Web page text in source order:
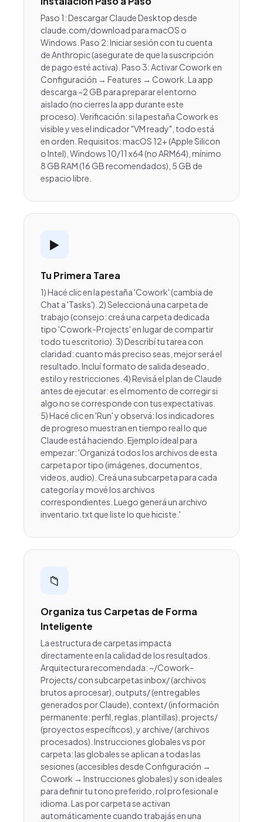
Paso 1: Descargar Claude Desktop desde
claude.com/download para macOS o
Windows. Paso 2: Iniciar sesión con tu cuenta
de Anthropic (asegurate de que la suscripción
de pago esté activa). Paso 3: Activar Cowork en
Configuración → Features → Cowork. La app
descarga ~2 GB para preparar el entorno
aislado (no cierres la app durante este
proceso). Verificación: si la pestaña Cowork es
visible y ves el indicador "VM ready", todo está
en orden. Requisitos: macOS 12+ (Apple Silicon
o Intel), Windows 10/11 x64 (no ARM64), mínimo
8 GB RAM (16 GB recomendados), 5 GB de
espacio libre.
▶️
Tu Primera Tarea
1) Hacé clic en la pestaña 'Cowork' (cambia de
Chat a 'Tasks'). 2) Seleccioná una carpeta de
trabajo (consejo: creá una carpeta dedicada
tipo 'Cowork-Projects' en lugar de compartir
todo tu escritorio). 3) Describí tu tarea con
claridad: cuanto más preciso seas, mejor será el
resultado. Incluí formato de salida deseado,
estilo y restricciones. 4) Revisá el plan de Claude
antes de ejecutar: es el momento de corregir si
algo no se corresponde con tus expectativas.
5) Hacé clic en 'Run' y observá: los indicadores
de progreso muestran en tiempo real lo que
Claude está haciendo. Ejemplo ideal para
empezar: 'Organizá todos los archivos de esta
carpeta por tipo (imágenes, documentos,
videos, audio). Creá una subcarpeta para cada
categoría y mové los archivos
correspondientes. Luego generá un archivo
inventario.txt que liste lo que hiciste.'
📁
Organiza tus Carpetas de Forma
Inteligente
La estructura de carpetas impacta
directamente en la calidad de los resultados.
Arquitectura recomendada: ~/Cowork-
Projects/ con subcarpetas inbox/ (archivos
brutos a procesar), outputs/ (entregables
generados por Claude), context/ (información
permanente: perfil, reglas, plantillas), projects/
(proyectos específicos), y archive/ (archivos
procesados). Instrucciones globales vs por
carpeta: las globales se aplican a todas las
sesiones (accesibles desde Configuración →
Cowork → Instrucciones globales) y son ideales
para definir tu tono preferido, rol profesional e
idioma. Las por carpeta se activan
automáticamente cuando trabajás en una